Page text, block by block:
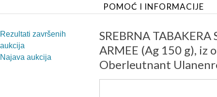
POMOĆ I INFORMACIJE
Rezultati završenih
aukcija
Najava aukcija
SREBRNA
ARMEE (Ag 150 g), iz
Oberleutnant